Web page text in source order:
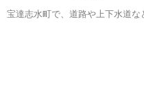
宝達志水町で、道路や上下水道な